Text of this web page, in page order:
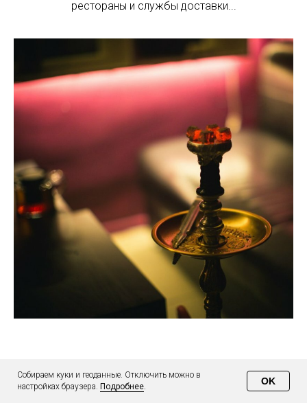
рестораны и службы доставки...
Кальяны
Собираем куки и геоданные. Отключить можно в
настройках браузера. Подробнее.
OK